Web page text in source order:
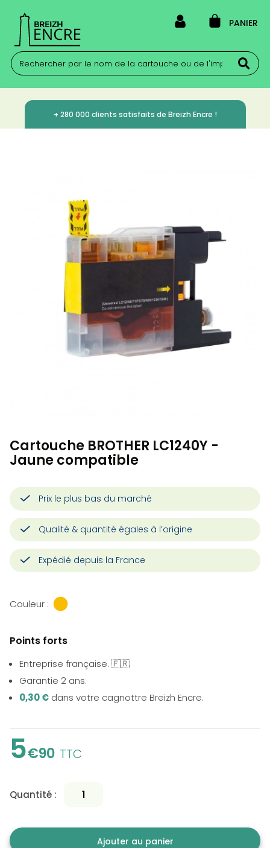
PANIER
+ 280 000 clients satisfaits de Breizh Encre !
Cartouche BROTHER LC1240Y -
Jaune compatible
Prix le plus bas du marché
Qualité & quantité égales à l’origine
Expédié depuis la France
Couleur :
Points forts
Entreprise française. 🇫🇷
Garantie 2 ans.
0,30 € dans votre cagnottre Breizh Encre.
5€90 TTC
Quantité :
Ajouter au panier